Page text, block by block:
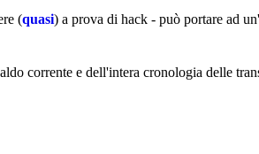
(quasi) a prova di hack - può portare ad
corrente e dell'intera cronologia delle